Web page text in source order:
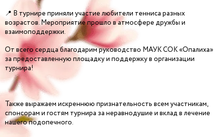
📍 В турнире приняли участие любители тенниса разных
возрастов. Мероприятие прошло в атмосфере дружбы и
взаимоподдержки.
От всего сердца благодарим руководство МАУК СОК «Опалиха»
за предоставленную площадку и поддержку в организации
турнира!
Также выражаем искреннюю признательность всем участникам,
спонсорам и гостям турнира за неравнодушие и вклад в лечение
нашего подопечного.